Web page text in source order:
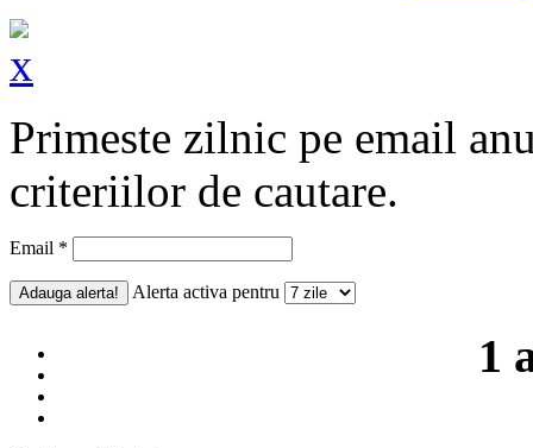
Primeste zilnic pe email
criteriilor de cautare.
Email *
Alerta activa pentru
1